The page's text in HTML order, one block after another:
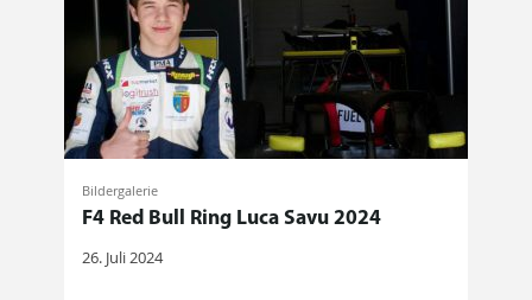
Bildergalerie
F4 Red Bull Ring Luca Savu 2024
26. Juli 2024